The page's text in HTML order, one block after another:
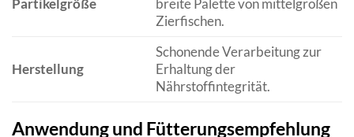
Partikelgröße
breite Palette von mittelgroßen
Zierfischen.
Herstellung
Schonende Verarbeitung zur
Erhaltung der
Nährstoffintegrität.
Anwendung und Fütterungsempfehlung